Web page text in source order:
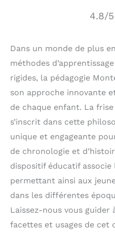
4.8/
Dans un monde de plus
méthodes
rigides, la pédagogie
son approche innovante
de chaque enfant. La
s’inscrit dans cette
unique et engageante
de chronologie et
dispositif éducatif associe
permettant ainsi aux
dans les différentes
Laissez-nous vous
facettes et usages de cet